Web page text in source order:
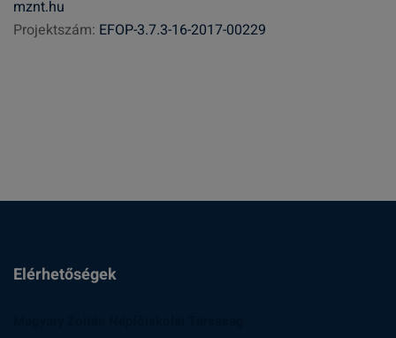
s
é
mznt.hu
Projektszám: EFOP-3.7.3-16-2017-00229
Elérhetőségek